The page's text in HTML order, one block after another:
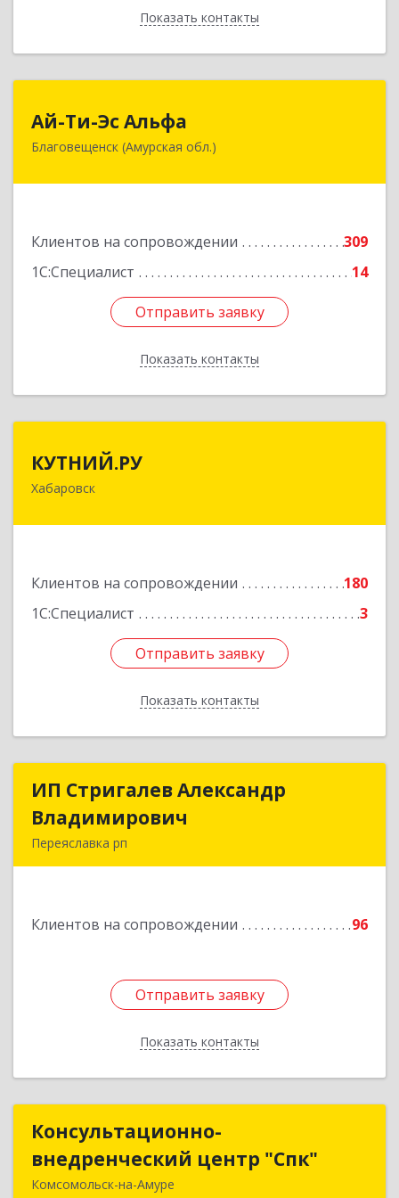
Показать контакты
Назад
Ай-Ти-Эс Альфа
Благовещенск (Амурская обл.)
Клиентов на сопровождении
309
1С:Специалист
14
Отправить заявку
Показать контакты
675000, Амурская обл, Благовещенск г, Зейская
Отправить заявку
Назад
КУТНИЙ.РУ
Хабаровск
Клиентов на сопровождении
180
1С:Специалист
3
Отправить заявку
Показать контакты
680007, Хабаровский край, Хабаровск г,
Отправить заявку
Назад
ИП Стригалев Александр
Владимирович
Переяславка рп
Клиентов на сопровождении 96
Отправить заявку
Показать контакты
ИП Стригалев Александр
Подробнее
Отправить заявку
Назад
Консультационно-
внедренческий центр "Спк"
Комсомольск-на-Амуре
Консультационно-
внедренческий центр "Спк"